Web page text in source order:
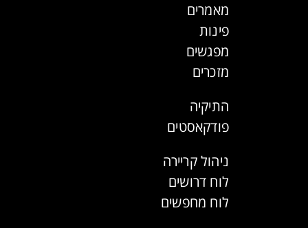
מאמרים
פינות
מפגשים
מזכרים
התיקיה
פודקאסטים
ניהול קריירה
לוח דרושים
לוח מחפשים